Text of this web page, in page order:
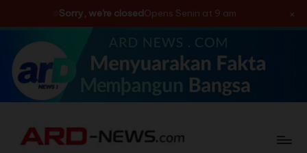
Sorry, we're closedOpens Senin at 9 am ×
Skip
content